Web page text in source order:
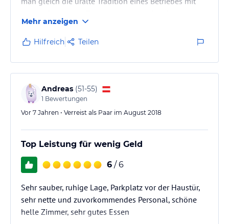
Aufenthalt auf Geschäftsreise völlig ausreichend
Mehr anzeigen
Hilfreich Teilen
Andreas (51-55)
1 Bewertungen
Vor 7 Jahren • Verreist als Paar im August 2018
Top Leistung für wenig Geld
6 / 6
Sehr sauber, ruhige Lage, Parkplatz vor der Haustür,
sehr nette und zuvorkommendes Personal, schöne
helle Zimmer, sehr gutes Essen